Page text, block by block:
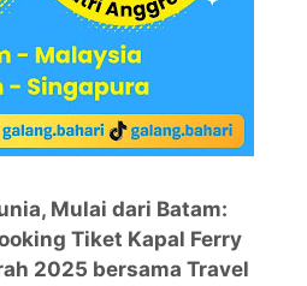
Mulai dari Batam:
Tiket Kapal Ferry
2025 bersama Travel